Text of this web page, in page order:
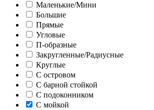
Маленькие/Мини
Большие
Прямые
Угловые
П-образные
Закругленные/Радиусные
Круглые
С островом
С барной стойкой
С подоконником
С мойкой